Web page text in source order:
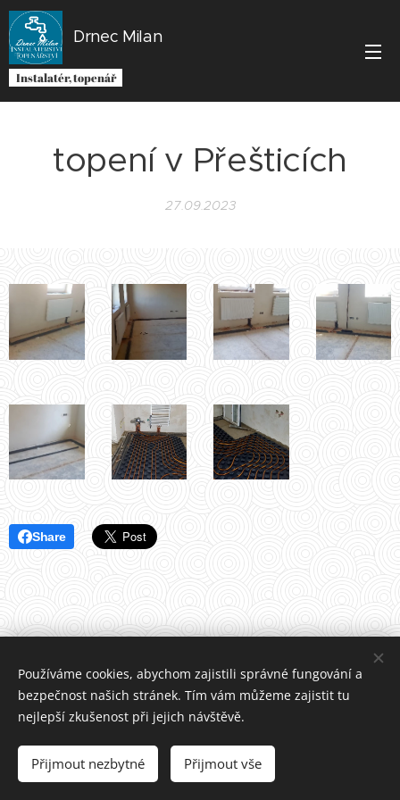
Drnec Milan
Instalatér, topenář
topení v Přešticích
27.09.2023
Share
Tel.:+420 604 756 213
Vytvořeno službou Webnode Cookies
Používáme cookies, abychom zajistili správné fungování a
bezpečnost našich stránek. Tím vám můžeme zajistit tu
nejlepší zkušenost při jejich návštěvě.
Přijmout nezbytné Přijmout vše